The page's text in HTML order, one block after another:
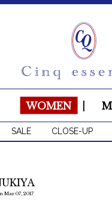
WOMEN
SALE CLOSE-UP
Mar 07, 2017